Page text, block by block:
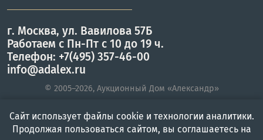
г. Москва, ул. Вавилова 57Б
Работаем с Пн-Пт с 10 до 19 ч.
Телефон: +7(495) 357-46-00
info@adalex.ru
© 2005–2026, Аукционный Дом «Александр»
Сайт использует файлы cookie и технологии аналитики.
Продолжая пользоваться сайтом, вы соглашаетесь на
Главная Войти Меню